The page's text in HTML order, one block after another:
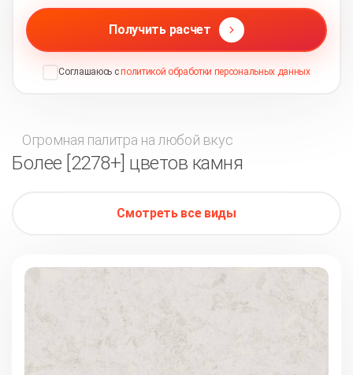
Получить расчет
Соглашаюсь сполитикой обработки персональных данных
Огромная палитра на любой вкус
Более [2278+] цветов камня
Смотреть все виды